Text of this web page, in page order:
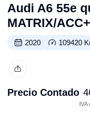
Audi A6 55e
MATRIX/
2020 109420
Precio Contado